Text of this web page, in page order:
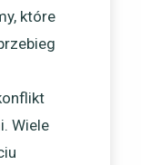
które
Wiele